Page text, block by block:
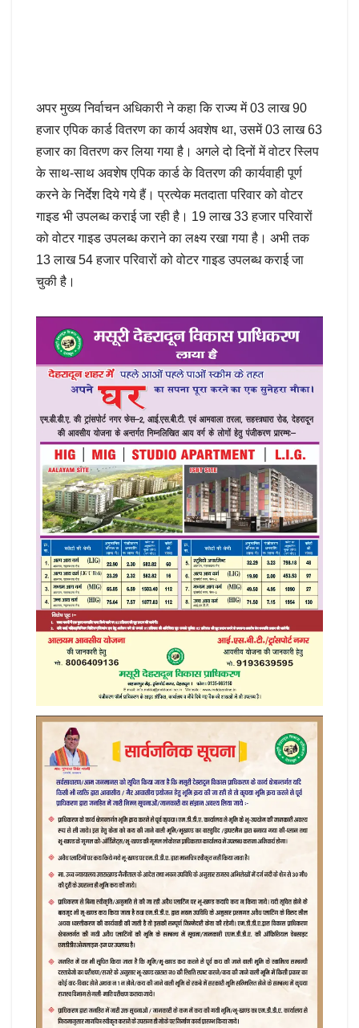
अपर मुख्य निर्वाचन अधिकारी ने कहा कि राज्य में 03 लाख 90
हजार एपिक कार्ड वितरण का कार्य अवशेष था, उसमें 03 लाख 63
हजार का वितरण कर लिया गया है। अगले दो दिनों में वोटर स्लिप
के साथ-साथ अवशेष एपिक कार्ड के वितरण की कार्यवाही पूर्ण
करने के निर्देश दिये गये हैं। प्रत्येक मतदाता परिवार को वोटर
गाइड भी उपलब्ध कराई जा रही है। 19 लाख 33 हजार परिवारों
को वोटर गाइड उपलब्ध कराने का लक्ष्य रखा गया है। अभी तक
13 लाख 54 हजार परिवारों को वोटर गाइड उपलब्ध कराई जा
चुकी है।